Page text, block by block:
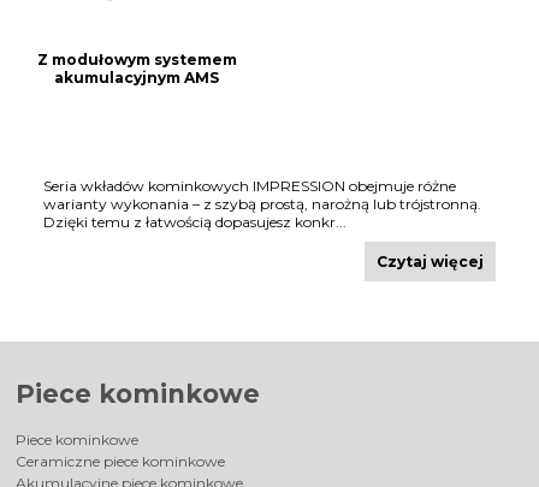
z modułowym systemem
akumulacyjnym AMS
Seria wkładów kominkowych IMPRESSION obejmuje różne
warianty wykonania – z szybą prostą, narożną lub trójstronną.
Dzięki temu z łatwością dopasujesz konkr...
Czytaj więcej
Piece kominkowe
Piece kominkowe
Ceramiczne piece kominkowe
Akumulacyjne piece kominkowe